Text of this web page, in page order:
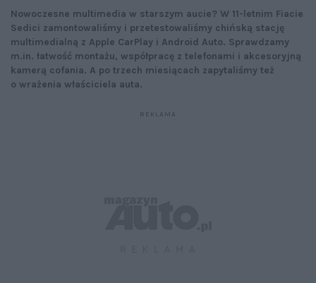
Nowoczesne multimedia w starszym aucie? W 11-letnim Fiacie
Sedici zamontowaliśmy i przetestowaliśmy chińską stację
multimedialną z Apple CarPlay i Android Auto. Sprawdzamy
m.in. łatwość montażu, współpracę z telefonami i akcesoryjną
kamerą cofania. A po trzech miesiącach zapytaliśmy też
o wrażenia właściciela auta.